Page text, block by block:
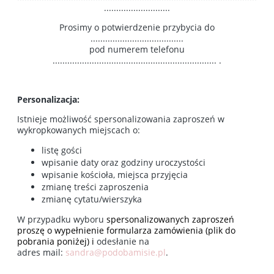
...........................
Prosimy o potwierdzenie przybycia do
......................................
pod numerem telefonu
................................................................... .
Personalizacja:
Istnieje możliwość spersonalizowania zaproszeń w
wykropkowanych miejscach o:
listę gości
wpisanie daty oraz godziny uroczystości
wpisanie kościoła, miejsca przyjęcia
zmianę treści zaproszenia
zmianę cytatu/wierszyka
W przypadku wyboru spersonalizowanych zaproszeń
proszę o wypełnienie formularza zamówienia (plik do
pobrania poniżej) i odesłanie na
adres mail: sandra@podobamisie.pl.